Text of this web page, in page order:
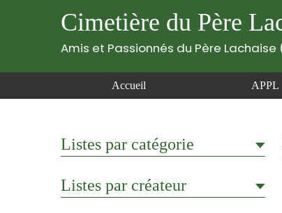
Cimetière du Père
Amis et Passionnés du Père Lachaise
Accueil APPL
Listes par catégorie
Listes par créateur